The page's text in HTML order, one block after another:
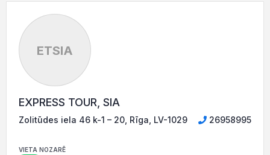
ETSIA
EXPRESS TOUR, SIA
Zolitūdes iela 46 k-1 – 20, Rīga, LV-1029 26958995
VIETA NOZARĒ